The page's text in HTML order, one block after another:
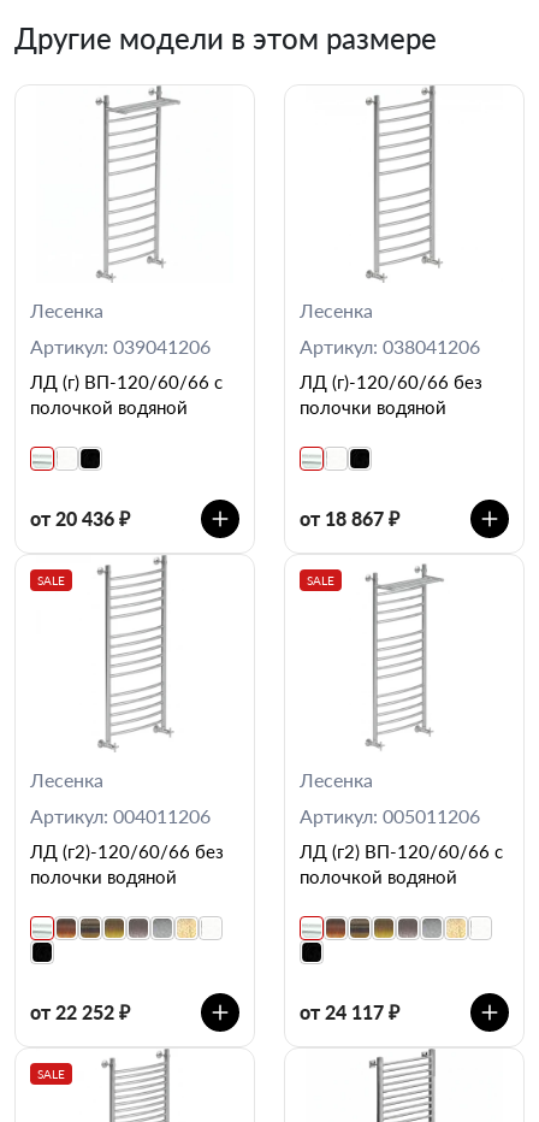
Другие модели в этом размере
Лесенка
Артикул: 039041206
ЛД (г) ВП-120/60/66 с
полочкой водяной
от 20 436 ₽
Лесенка
Артикул: 038041206
ЛД (г)-120/60/66 без
полочки водяной
от 18 867 ₽
SALE
Лесенка
Артикул: 004011206
ЛД (г2)-120/60/66 без
полочки водяной
от 22 252 ₽
SALE
Лесенка
Артикул: 005011206
ЛД (г2) ВП-120/60/66 с
полочкой водяной
от 24 117 ₽
SALE